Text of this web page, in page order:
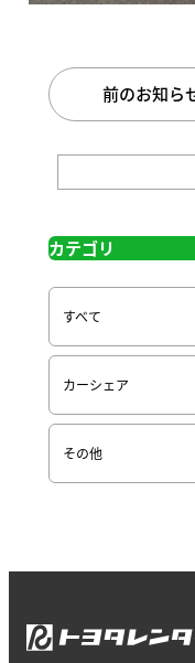
前のお知ら
カテゴリ
すべて
カーシェア
その他